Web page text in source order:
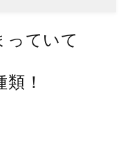
っていて
！